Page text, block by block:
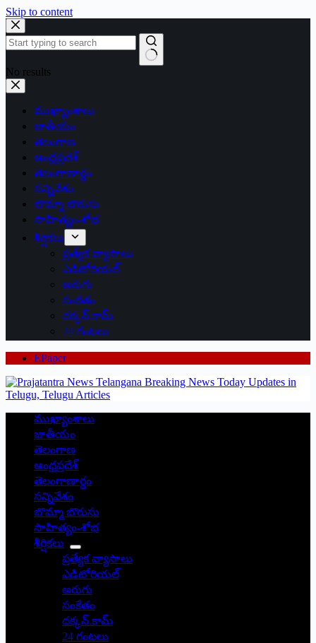
Skip to content
No results
ముఖ్యాంశాలు
జాతీయం
తెలంగాణ
ఆంధ్రప్రదేశ్
తెలంగాణార్థం
సన్నివేశం
బొమ్మా బొరుసు
సాహిత్యం-శోభ
శీర్షికలు
ప్రత్యేక వ్యాసాలు
ఎడిటోరియల్
అరుగు
సంకేతం
దక్కన్.కామ్
24 గంటలు
EPaper
ముఖ్యాంశాలు
జాతీయం
తెలంగాణ
ఆంధ్రప్రదేశ్
తెలంగాణార్థం
సన్నివేశం
బొమ్మా బొరుసు
సాహిత్యం-శోభ
శీర్షికలు
ప్రత్యేక వ్యాసాలు
ఎడిటోరియల్
అరుగు
సంకేతం
దక్కన్.కామ్
24 గంటలు